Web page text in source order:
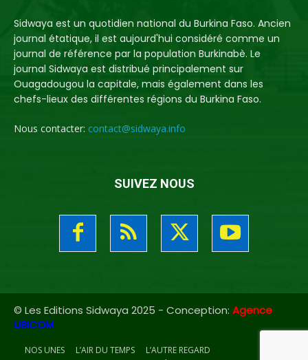
Sidwaya est un quotidien national du Burkina Faso. Ancien
journal étatique, il est aujourd'hui considéré comme un
journal de référence par la population Burkinabè. Le
journal Sidwaya est distribué principalement sur
Ouagadougou la capitale, mais également dans les
chefs-lieux des différentes régions du Burkina Faso.
Nous contacter: contact@sidwaya.info
SUIVEZ NOUS
© Les Editions Sidwaya 2025 - Conception: Agence
UBICOM
NOS UNES L’AIR DU TEMPS
L’AUTRE REGARD